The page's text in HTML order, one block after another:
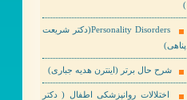
)
Personality Disorders(دکتر شریعت
پناهی)
شرح حال برتر (اینترن هدیه جباری)
اختلالات روانپزشکی اطفال ( دکتر